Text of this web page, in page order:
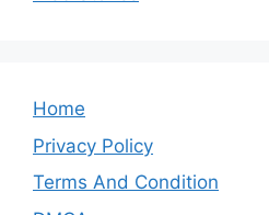
Home
Privacy Policy
Terms And Condition